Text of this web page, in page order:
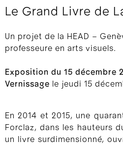
Le Grand Livre de
Un projet de la HEAD –
professeure en arts visuels.
Exposition du 15 décembre
Vernissage le jeudi 15
En 2014 et 2015, une
Forclaz, dans les hauteurs
un livre surdimensionné,